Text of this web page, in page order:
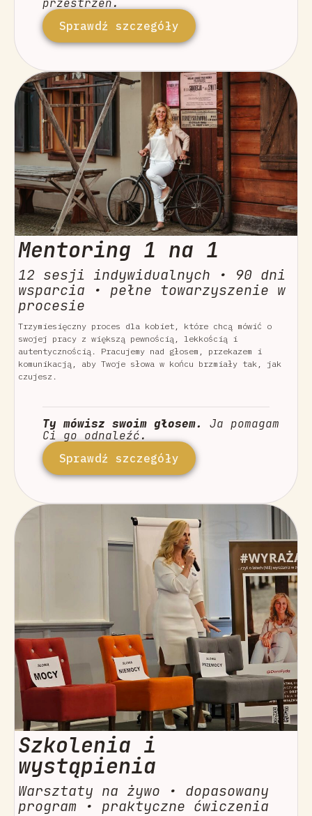
Sprawdź szczegóły
Mentoring 1 na 1
12 sesji indywidualnych • 90 dni
wsparcia • pełne towarzyszenie w
procesie
Trzymiesięczny proces dla kobiet, które chcą mówić o
swojej pracy z większą pewnością, lekkością i
autentycznością. Pracujemy nad głosem, przekazem i
komunikacją, aby Twoje słowa w końcu brzmiały tak, jak
czujesz.
Ty mówisz swoim głosem.
Ja pomagam
Ci go odnaleźć.
Sprawdź szczegóły
Szkolenia i
wystąpienia
Warsztaty na żywo • dopasowany
program • praktyczne ćwiczenia